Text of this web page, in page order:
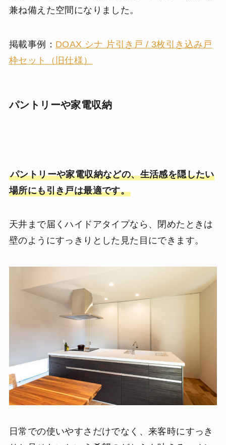
兼ね備えた空間になりました。
掲載事例： DOAX シナ 片引き戸 / 3枚引き込み戸
枠セット（旧仕様）
パントリーや家電収納
パントリーや家電収納などの、生活感を隠したい
場所にも引き戸は最適です。
天井まで届くハイドアタイプなら、閉めたときは
壁のようにすっきりとした見た目にできます。
日常での使いやすさだけでなく、来客時にすっき